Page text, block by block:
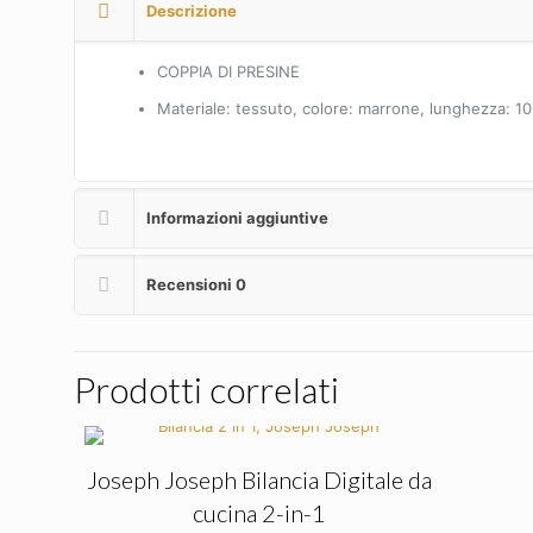
Descrizione
COPPIA DI PRESINE
Materiale: tessuto, colore: marrone, lunghezza:
Informazioni aggiuntive
Recensioni 0
Prodotti correlati
Joseph Joseph Bilancia Digitale da
cucina 2-in-1